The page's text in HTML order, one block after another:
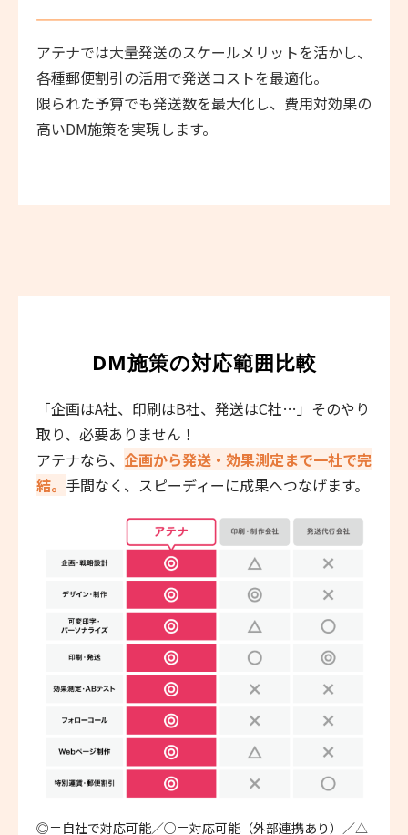
アテナでは大量発送のスケールメリットを活かし、
各種郵便割引の活用で発送コストを最適化。
限られた予算でも発送数を最大化し、費用対効果の
高いDM施策を実現します。
DM施策の対応範囲比較
「企画はA社、印刷はB社、発送はC社…」そのやり
取り、必要ありません！
アテナなら、 企画から発送・効果測定まで一社で完
結。 手間なく、スピーディーに成果へつなげます。
◎＝自社で対応可能／○＝対応可能（外部連携あり）／△